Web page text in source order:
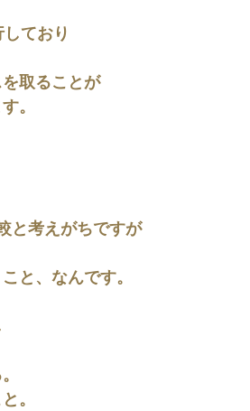
ており
取ることが
。
と考えがちですが
と、なんです。
。